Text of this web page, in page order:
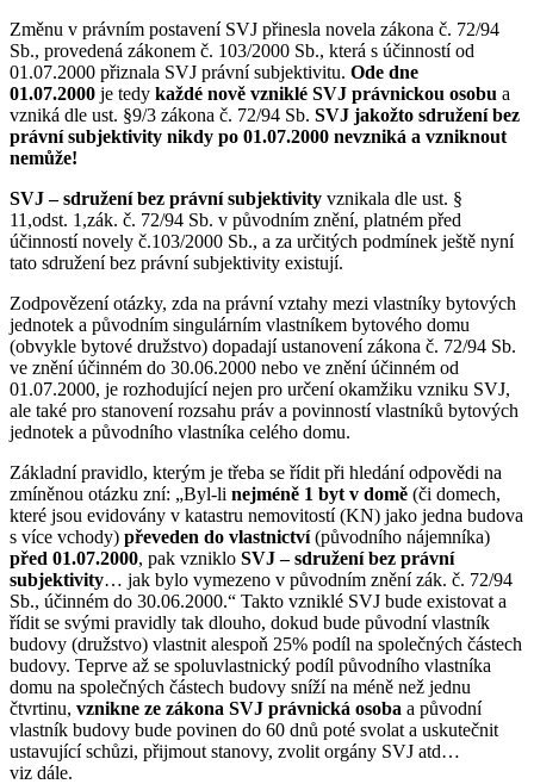
Změnu v právním postavení SVJ přinesla novela zákona č. 72/94
Sb., provedená zákonem č. 103/2000 Sb., která s účinností od
01.07.2000 přiznala SVJ právní subjektivitu. Ode dne
01.07.2000 je tedy každé nově vzniklé SVJ právnickou osobu a
vzniká dle ust. §9/3 zákona č. 72/94 Sb. SVJ jakožto sdružení bez
právní subjektivity nikdy po 01.07.2000 nevzniká a vzniknout
nemůže!
SVJ – sdružení bez právní subjektivity vznikala dle ust. §
11,odst. 1,zák. č. 72/94 Sb. v původním znění, platném před
účinností novely č.103/2000 Sb., a za určitých podmínek ještě nyní
tato sdružení bez právní subjektivity existují.
Zodpovězení otázky, zda na právní vztahy mezi vlastníky bytových
jednotek a původním singulárním vlastníkem bytového domu
(obvykle bytové družstvo) dopadají ustanovení zákona č. 72/94 Sb.
ve znění účinném do 30.06.2000 nebo ve znění účinném od
01.07.2000, je rozhodující nejen pro určení okamžiku vzniku SVJ,
ale také pro stanovení rozsahu práv a povinností vlastníků bytových
jednotek a původního vlastníka celého domu.
Základní pravidlo, kterým je třeba se řídit při hledání odpovědi na
zmíněnou otázku zní: „Byl-li nejméně 1 byt v domě (či domech,
které jsou evidovány v katastru nemovitostí (KN) jako jedna budova
s více vchody) převeden do vlastnictví(původního nájemníka)
před 01.07.2000, pak vzniklo SVJ – sdružení bez právní
subjektivity… jak bylo vymezeno v původním znění zák. č. 72/94
Sb., účinném do 30.06.2000.“ Takto vzniklé SVJ bude existovat a
řídit se svými pravidly tak dlouho, dokud bude původní vlastník
budovy (družstvo) vlastnit alespoň 25% podíl na společných částech
budovy. Teprve až se spoluvlastnický podíl původního vlastníka
domu na společných částech budovy sníží na méně než jednu
čtvrtinu, vznikne ze zákona SVJ právnická osoba a původní
vlastník budovy bude povinen do 60 dnů poté svolat a uskutečnit
ustavující schůzi, přijmout stanovy, zvolit orgány SVJ atd…
viz dále.